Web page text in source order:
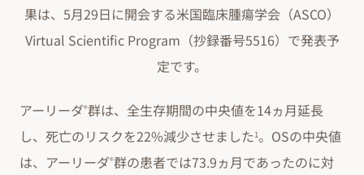
果は、5月29日に開会する米国臨床腫瘍学会（ASCO）
Virtual Scientific Program（抄録番号5516）で発表予
定です。
アーリーダ®群は、全生存期間の中央値を14ヵ月延長
し、死亡のリスクを22%減少させました1。OSの中央値
は、アーリーダ®群の患者では73.9ヵ月であったのに対